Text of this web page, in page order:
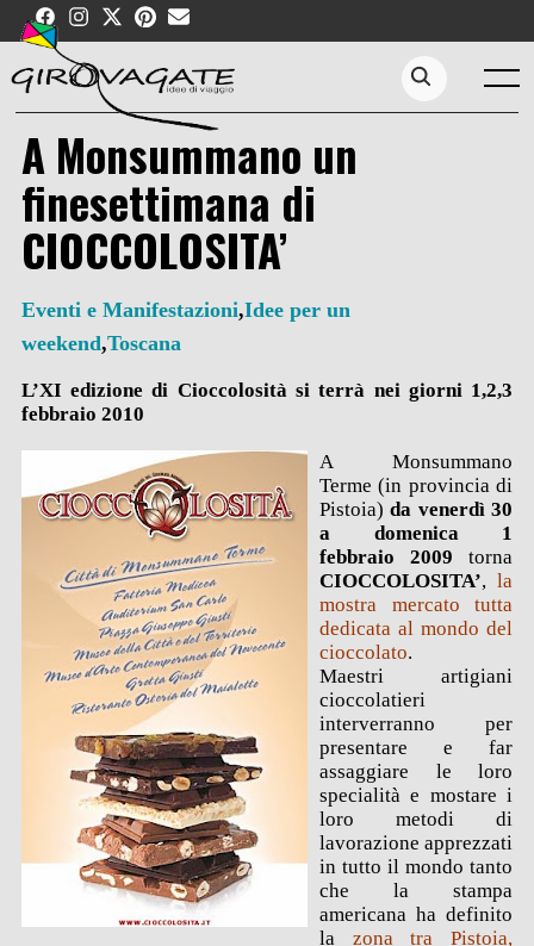
Skip
content
Menu
Search...
A Monsummano un
finesettimana di
CIOCCOLOSITA’
Eventi e Manifestazioni,Idee per un
weekend,Toscana
L’XI edizione di Cioccolosità si terrà nei giorni 1,2,3
febbraio 2010
A Monsummano
Terme (in provincia di
Pistoia)da venerdì 30
a domenica 1
febbraio 2009 torna
CIOCCOLOSITA’,la
mostra mercato tutta
dedicata al mondodel
cioccolato.
Maestri artigiani
cioccolatieri
interverranno per
presentare e far
assaggiare le loro
specialità e mostare i
loro metodi di
lavorazione apprezzati
in tutto il mondo tanto
che la stampa
americana ha definito
la zona tra Pistoia,